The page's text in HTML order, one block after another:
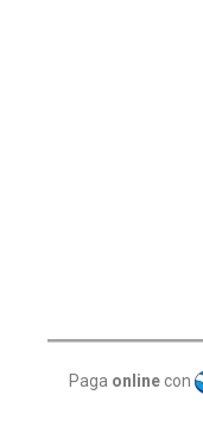
Paga online con